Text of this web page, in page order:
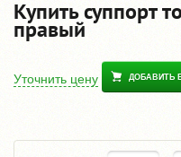
Купить суппорт
правый
Уточнить цену ДОБАВИТЬ